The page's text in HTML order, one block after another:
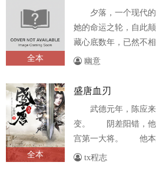
全本
夕落，一个现代
她的命运之轮，自此
藏心底数年，已然不
的国度里，逐渐淡薄
幽意
全本
盛唐血刃
武德元年，陈应
变。 阴差阳错，他
宫第一大将。 他本
主，然而时势却逼着
tx程志